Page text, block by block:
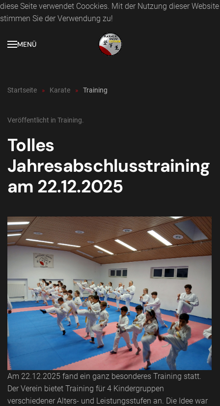
diese Seite verwendet Coockies. Mit der Nutzung dieser Website
stimmen Sie der Verwendung zu!
MENÜ
Startseite Karate Training
Veröffentlicht in Training.
Tolles
Jahresabschlusstraining
am 22.12.2025
Am 22.12.2025 fand ein ganz besonderes Training statt.
Der Verein bietet Training für 4 Kindergruppen
verschiedener Alters- und Leistungsstufen an. Die Idee war